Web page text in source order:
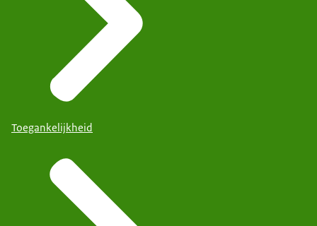
Toegankelijkheid